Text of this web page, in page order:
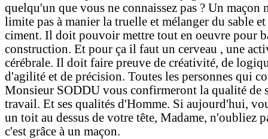
quelqu'un que vous ne connaissez pas ? Un maçon
limite pas à manier la truelle et mélanger du sable
ciment. Il doit pouvoir mettre tout en oeuvre pour
construction. Et pour ça il faut un cerveau , une
cérébrale. Il doit faire preuve de créativité, de
d'agilité et de précision. Toutes les personnes qui
Monsieur SODDU vous confirmeront la qualité de
travail. Et ses qualités d'Homme. Si aujourd'hui,
un toit au dessus de votre tête, Madame, n'oubliez
c'est grâce à un maçon.